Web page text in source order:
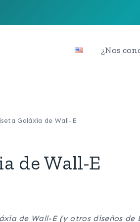
¿Nos
Galáxia de Wall-E
de Wall-E
de Wall-E (y otros diseños de